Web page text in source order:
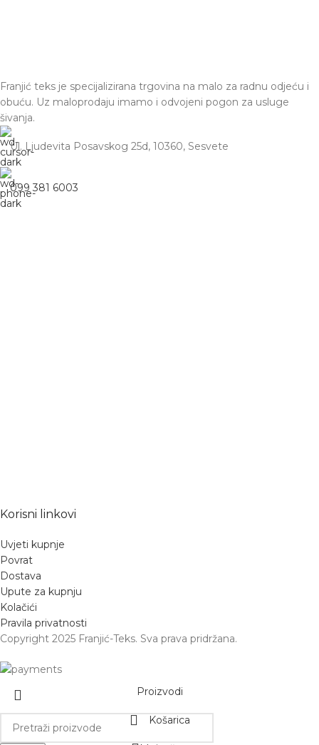
Franjić teks je specijalizirana trgovina na malo za radnu odjeću i
obuću. Uz maloprodaju imamo i odvojeni pogon za usluge
šivanja.
Ul. Ljudevita Posavskog 25d, 10360, Sesvete
099 381 6003
Korisni linkovi
Uvjeti kupnje
Povrat
Dostava
Upute za kupnju
Kolačići
Pravila privatnosti
Copyright 2025 Franjić-Teks. Sva prava pridržana.
Proizvodi
Košarica